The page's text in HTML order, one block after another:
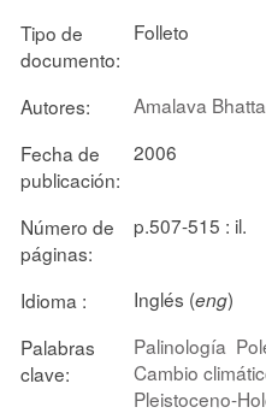
Tipo de
documento:
Folleto
Autores: Amalava
Fecha de
publicación:
2006
Número de
páginas:
p.507-515 : il.
Idioma : Inglés (eng)
Palabras
clave:
Palinología
Cambio
Pleistoceno-